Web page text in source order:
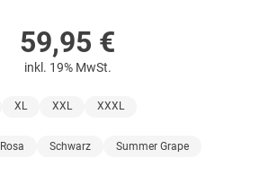
59,95 €
inkl. 19% MwSt.
XL XXL
XXXL
Rosa Schwarz
Summer Grape